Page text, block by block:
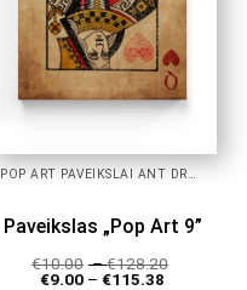
on
the
product
page
Paveikslas „Pop Art 9”
€10.00 –€128.20
€9.00 – €115.38